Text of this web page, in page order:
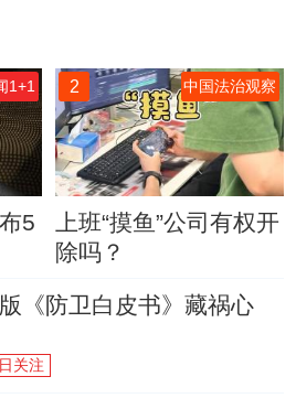
1+1
5
2 中国法治观察
上班“摸鱼”公司有权开
除吗？
《防卫白皮书》藏祸心
关注